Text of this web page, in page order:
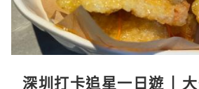
深圳打卡追星一日遊 |